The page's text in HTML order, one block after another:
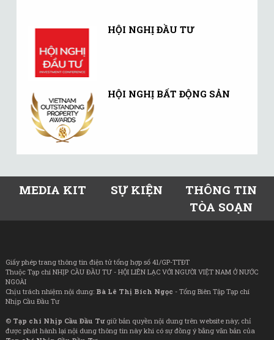
HỘI NGHỊ ĐẦU TƯ
HỘI NGHỊ BẤT ĐỘNG SẢN
MEDIA KIT SỰ KIỆN
THÔNG TIN
TÒA SOẠN
Giấy phép trang thông tin điện tử tổng hợp số 41/GP-TTĐT
Thuộc Tạp chí NHỊP CẦU ĐẦU TƯ - HỘI LIÊN LẠC VỚI NGƯỜI VIỆT NAM Ở NƯỚC
NGOÀI
Chịu trách nhiệm nội dung: Bà Lê Thị Bích Ngọc - Tổng Biên Tập Tạp chí
Nhịp Cầu Đầu Tư
© Tạp chí Nhịp Cầu Đầu Tưgiữ bản quyền nội dung trên website này; chỉ
được phát hành lại nội dung thông tin này khi có sự đồng ý bằng văn bản của